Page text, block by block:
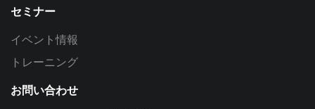
セミナー
イベント情報
トレーニング
お問い合わせ